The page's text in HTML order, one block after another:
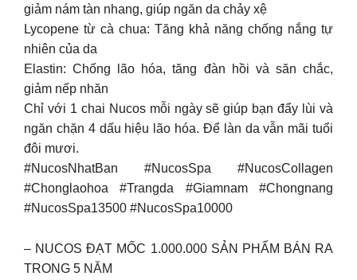
giảm nám tàn nhang, giúp ngăn da chảy xệ
Lycopene từ cà chua: Tăng khả năng chống nắng tự
nhiên của da
Elastin: Chống lão hóa, tăng đàn hồi và săn chắc,
giảm nếp nhăn
Chỉ với 1 chai Nucos mỗi ngày sẽ giúp bạn đẩy lùi và
ngăn chặn 4 dấu hiệu lão hóa. Để làn da vẫn mãi tuổi
đôi mươi.
#NucosNhatBan #NucosSpa #NucosCollagen
#Chonglaohoa #Trangda #Giamnam #Chongnang
#NucosSpa13500 #NucosSpa10000
– NUCOS ĐẠT MỐC 1.000.000 SẢN PHẨM BÁN RA
TRONG 5 NĂM